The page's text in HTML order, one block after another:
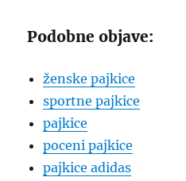
Podobne objave:
ženske pajkice
sportne pajkice
pajkice
poceni pajkice
pajkice adidas